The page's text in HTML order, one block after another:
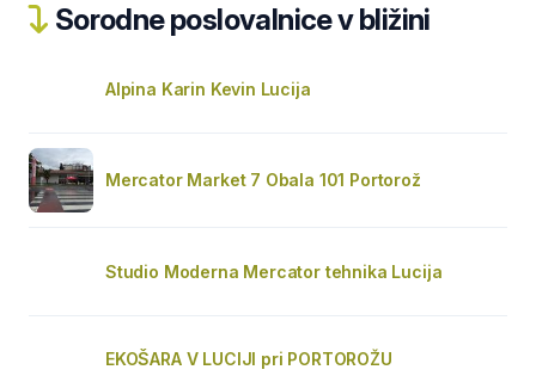
Sorodne poslovalnice v bližini
Alpina Karin Kevin Lucija
Mercator Market 7 Obala 101 Portorož
Studio Moderna Mercator tehnika Lucija
EKOŠARA V LUCIJI pri PORTOROŽU